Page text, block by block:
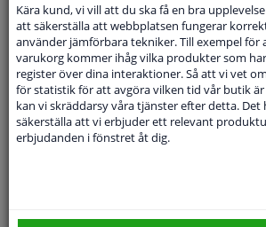
Ställ din fråga hos våra
Frågor Och Svar
Modellmatchande garanti, Hitta
Fyll i ditt registreringsnummer
Kära kund, vi vill att du ska få en bra
att säkerställa att webbplatsen fungerar
använder jämförbara tekniker. Till exempel för
varukorg kommer ihåg vilka produkter som
register över dina interaktioner. Så att vi vet
för statistik för att avgöra vilken tid vår butik är
kan vi skräddarsy våra tjänster efter detta. Det
säkerställa att vi erbjuder ett relevant
erbjudanden i fönstret åt dig.